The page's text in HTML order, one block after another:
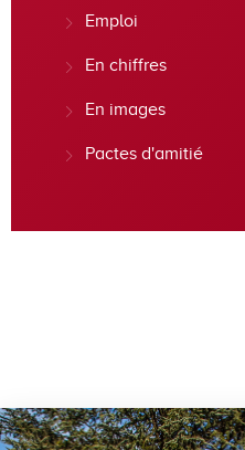
Emploi
En chiffres
En images
Pactes d'amitié